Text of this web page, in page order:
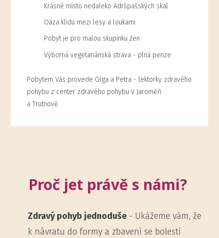
Krásné místo nedaleko Adršpašských skal
Oáza klidu mezi lesy a loukami
Pobyt je pro malou skupinku žen
Výborná vegetariánská strava - plná penze
Pobytem Vás provede Olga a Petra - lektorky zdravého
pohybu z center zdravého pohybu v Jaroměři
a Trutnově.
Proč jet právě s námi?
Zdravý pohyb jednoduše - Ukážeme vám, že
k návratu do formy a zbavení se bolestí